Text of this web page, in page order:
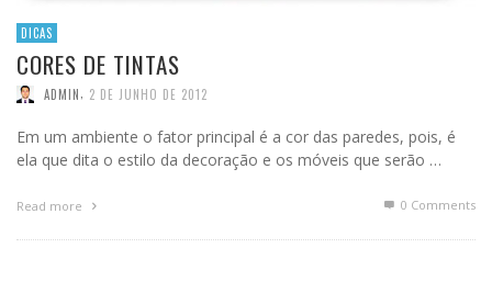
DICAS
CORES DE TINTAS
ADMIN 2 DE JUNHO DE 2012
Em um ambiente o fator principal é a cor das paredes, pois, é
ela que dita o estilo da decoração e os móveis que serão …
Read more 0 Comments